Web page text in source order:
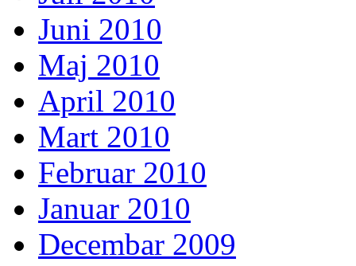
Juni 2010
Maj 2010
April 2010
Mart 2010
Februar 2010
Januar 2010
Decembar 2009